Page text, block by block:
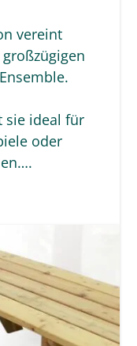
vereint
sie ideal für
oder